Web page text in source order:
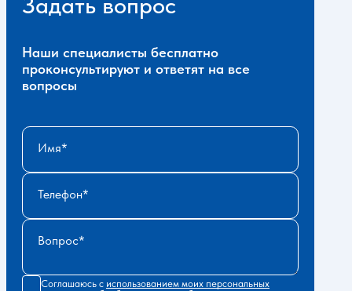
Наши специалисты бесплатно
проконсультируют и ответят на все
вопросы
Имя
Телефон
Вопрос
Соглашаюсь с использованием моих персональных